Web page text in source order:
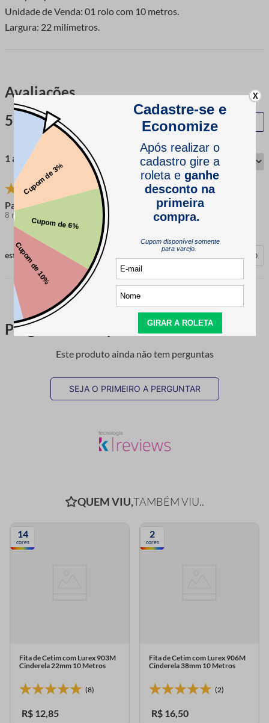
Unidade de Venda: 01 rolo com 10 metros.
Largura: 22 milímetros.
Avaliações
5.0
1 avaliação
Paula d.
8 meses atrás comprador verificado
esta avaliação foi útil? 0
Perguntas & respostas
Este produto ainda não tem perguntas
SEJA O PRIMEIRO A PERGUNTAR
QUEM VIU,TAMBÉM VIU..
14
cores
Fita de Cetim com Lurex 903M
Cinderela 22mm 10 Metros
(8)
R$ 12,85
2
cores
Fita de Cetim com Lurex 906M
Cinderela 38mm 10 Metros
(2)
R$ 16,50
X